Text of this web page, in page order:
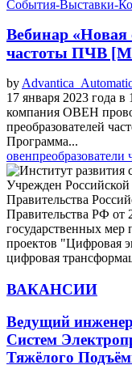
События-Выставки-
Вебинар «Новая
частоты ПЧВ
by
17 января 2023 года
компания ОВЕН
преобразователей
Программа...
овенпреобразователи
ВАКАНСИИ
Ведущий
Систем
Тяжёлого